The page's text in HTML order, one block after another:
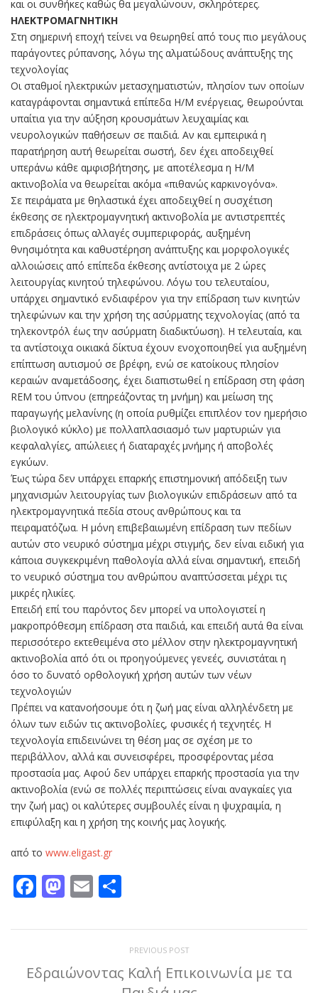
και οι συνθήκες καθώς θα μεγαλώνουν, σκληρότερες.
ΗΛΕΚΤΡΟΜΑΓΝΗΤΙΚΗ
Στη σημερινή εποχή τείνει να θεωρηθεί από τους πιο μεγάλους
παράγοντες ρύπανσης, λόγω της αλματώδους ανάπτυξης της
τεχνολογίας
Οι σταθμοί ηλεκτρικών μετασχηματιστών, πλησίον των οποίων
καταγράφονται σημαντικά επίπεδα Η/Μ ενέργειας, θεωρούνται
υπαίτια για την αύξηση κρουσμάτων λευχαιμίας και
νευρολογικών παθήσεων σε παιδιά. Αν και εμπειρικά η
παρατήρηση αυτή θεωρείται σωστή, δεν έχει αποδειχθεί
υπεράνω κάθε αμφισβήτησης, με αποτέλεσμα η Η/Μ
ακτινοβολία να θεωρείται ακόμα «πιθανώς καρκινογόνα».
Σε πειράματα με θηλαστικά έχει αποδειχθεί η συσχέτιση
έκθεσης σε ηλεκτρομαγνητική ακτινοβολία με αντιστρεπτές
επιδράσεις όπως αλλαγές συμπεριφοράς, αυξημένη
θνησιμότητα και καθυστέρηση ανάπτυξης και μορφολογικές
αλλοιώσεις από επίπεδα έκθεσης αντίστοιχα με 2 ώρες
λειτουργίας κινητού τηλεφώνου. Λόγω του τελευταίου,
υπάρχει σημαντικό ενδιαφέρον για την επίδραση των κινητών
τηλεφώνων και την χρήση της ασύρματης τεχνολογίας (από τα
τηλεκοντρόλ έως την ασύρματη διαδικτύωση). Η τελευταία, και
τα αντίστοιχα οικιακά δίκτυα έχουν ενοχοποιηθεί για αυξημένη
επίπτωση αυτισμού σε βρέφη, ενώ σε κατοίκους πλησίον
κεραιών αναμετάδοσης, έχει διαπιστωθεί η επίδραση στη φάση
RΕM του ύπνου (επηρεάζοντας τη μνήμη) και μείωση της
παραγωγής μελανίνης (η οποία ρυθμίζει επιπλέον τον ημερήσιο
βιολογικό κύκλο) με πολλαπλασιασμό των μαρτυριών για
κεφαλαλγίες, απώλειες ή διαταραχές μνήμης ή αποβολές
εγκύων.
Έως τώρα δεν υπάρχει επαρκής επιστημονική απόδειξη των
μηχανισμών λειτουργίας των βιολογικών επιδράσεων από τα
ηλεκτρομαγνητικά πεδία στους ανθρώπους και τα
πειραματόζωα. Η μόνη επιβεβαιωμένη επίδραση των πεδίων
αυτών στο νευρικό σύστημα μέχρι στιγμής, δεν είναι ειδική για
κάποια συγκεκριμένη παθολογία αλλά είναι σημαντική, επειδή
το νευρικό σύστημα του ανθρώπου αναπτύσσεται μέχρι τις
μικρές ηλικίες.
Επειδή επί του παρόντος δεν μπορεί να υπολογιστεί η
μακροπρόθεσμη επίδραση στα παιδιά, και επειδή αυτά θα είναι
περισσότερο εκτεθειμένα στο μέλλον στην ηλεκτρομαγνητική
ακτινοβολία από ότι οι προηγούμενες γενεές, συνιστάται η
όσο το δυνατό ορθολογική χρήση αυτών των νέων
τεχνολογιών
Πρέπει να κατανοήσουμε ότι η ζωή μας είναι αλληλένδετη με
όλων των ειδών τις ακτινοβολίες, φυσικές ή τεχνητές. Η
τεχνολογία επιδεινώνει τη θέση μας σε σχέση με το
περιβάλλον, αλλά και συνεισφέρει, προσφέροντας μέσα
προστασία μας. Αφού δεν υπάρχει επαρκής προστασία για την
ακτινοβολία (ενώ σε πολλές περιπτώσεις είναι αναγκαίες για
την ζωή μας) οι καλύτερες συμβουλές είναι η ψυχραιμία, η
επιφύλαξη και η χρήση της κοινής μας λογικής.
από το www.eligast.gr
Facebook
Mastodon
Email
PREVIOUS POST
Εδραιώνοντας Καλή Επικοινωνία με τα